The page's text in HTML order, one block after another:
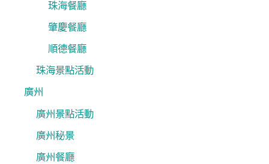
珠海餐廳
肇慶餐廳
順德餐廳
珠海景點活動
廣州
廣州景點活動
廣州秘景
廣州餐廳